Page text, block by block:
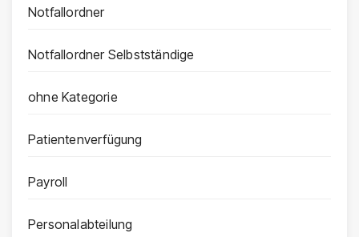
Notfallordner
Notfallordner Selbstständige
ohne Kategorie
Patientenverfügung
Payroll
Personalabteilung